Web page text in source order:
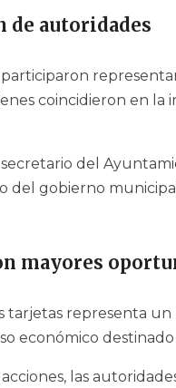
de autoridades
coincidieron en la
del
del gobierno
mayores
tarjetas representa un
económico
las